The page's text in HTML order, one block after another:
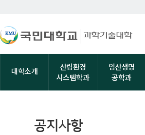
대학소개
산림환경
시스템학과
임산생명
공학과
공지사항